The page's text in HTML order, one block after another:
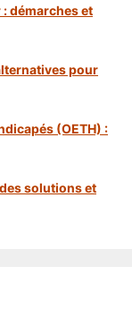
démarches et
pour
(OETH) :
solutions et